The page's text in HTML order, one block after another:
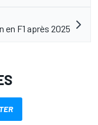
en F1 après 2025